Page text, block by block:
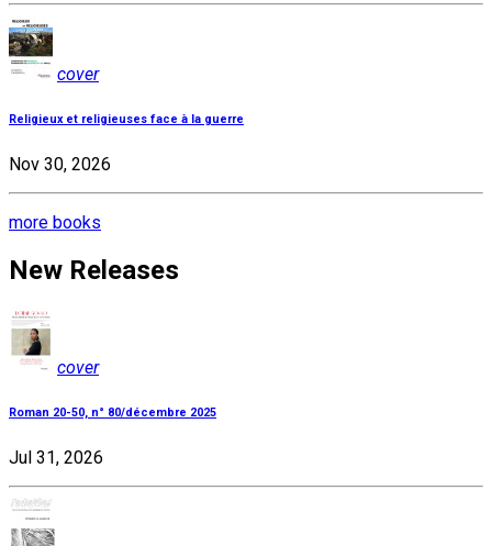
cover
Religieux et religieuses face à la guerre
Nov 30, 2026
more books
New Releases
cover
Roman 20-50, n° 80/décembre 2025
Jul 31, 2026